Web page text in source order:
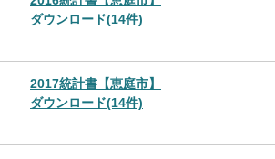
ダウンロード(14件)
2017統計書【恵庭市】
ダウンロード(14件)